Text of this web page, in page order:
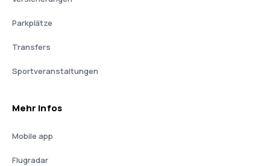
Parkplätze
Transfers
Sportveranstaltungen
Mehr Infos
Mobile app
Flugradar